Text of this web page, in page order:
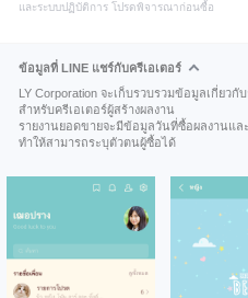
และระบบปฏิบัติการ โปรดพิจารณาก่อนซื้อ
ข้อมูลที่ LINE แชร์กับครีเอเตอร์
LY Corporation จะเก็บรวบรวมข้อมูลเกี่ยว
สำหรับครีเอเตอร์ผู้สร้างผลงาน
รายงานยอดขายจะมีข้อมูลวันที่ซื้อผลงานแ
ทำให้สามารถระบุตัวตนผู้ซื้อได้